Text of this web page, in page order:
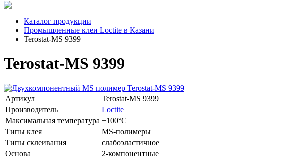
Каталог продукции
Промышленные клеи Loctite в Казани
Terostat-MS 9399
Terostat-MS 9399
Артикул
Terostat-MS 9399
Производитель
Loctite
Максимальная температура +100°C
Типы клея
MS-полимеры
Типы склеивания
слабоэластичное
Основа
2-компонентные